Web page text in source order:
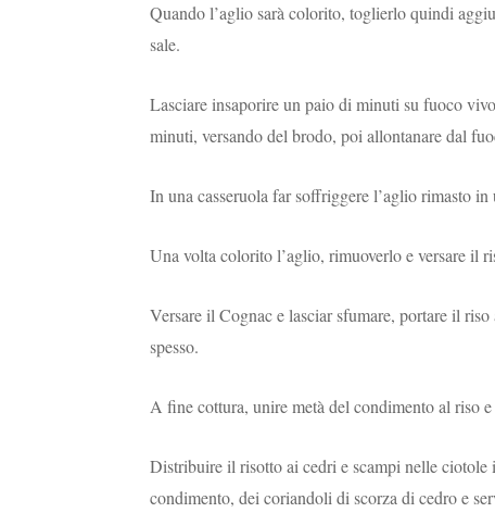
Quando l’aglio sarà colorito, toglierlo quindi
sale.
Lasciare insaporire un paio di minuti su fuoco
minuti, versando del brodo, poi allontanare dal
In una casseruola far soffriggere l’aglio rimasto
Una volta colorito l’aglio, rimuoverlo e versare il
Versare il Cognac e lasciar sfumare, portare il
spesso.
A fine cottura, unire metà del condimento al riso
Distribuire il risotto ai cedri e scampi nelle
condimento, dei coriandoli di scorza di cedro e